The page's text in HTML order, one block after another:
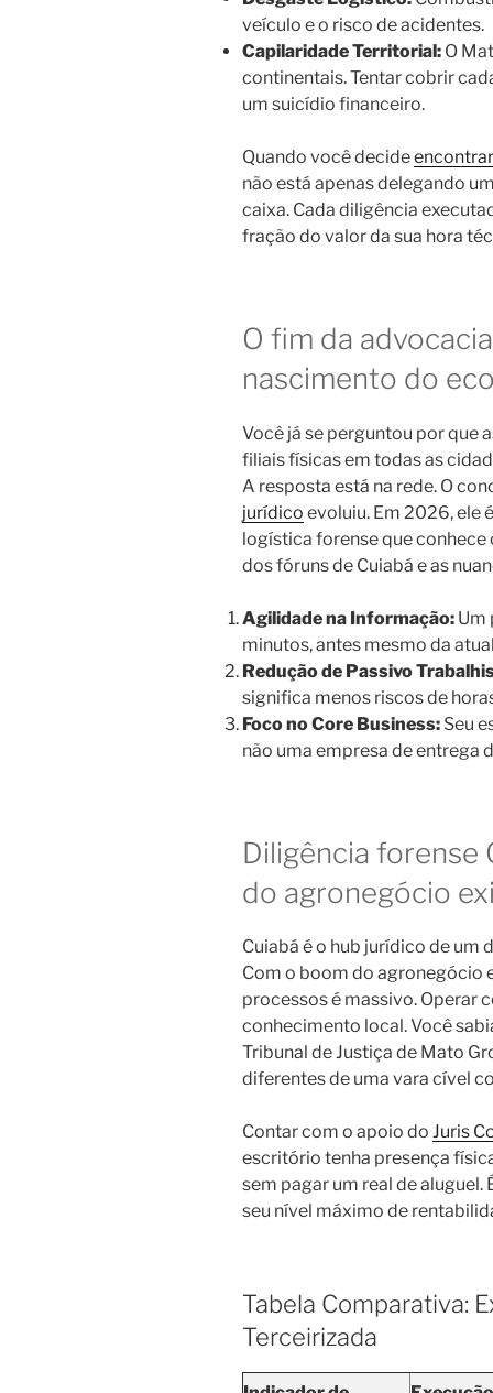
veículo e o risco de acidentes.
Capilaridade Territorial: O
continentais. Tentar cobrir
um suicídio financeiro.
Quando você decide
não está apenas delegando
caixa. Cada diligência
fração do valor da sua hora
O fim da
nascimento do
Você já se perguntou por que
filiais físicas em todas as
A resposta está na rede. O
jurídico evoluiu. Em 2026, ele
logística forense que
dos fóruns de Cuiabá e as
Agilidade na Informação: Um
minutos, antes mesmo da
Redução de Passivo
significa menos riscos de
Foco no Core Business: Seu
não uma empresa de entrega
Diligência forense
do agronegócio
Cuiabá é o hub jurídico de um
Com o boom do agronegócio
processos é massivo. Operar
conhecimento local. Você
Tribunal de Justiça de Mato
diferentes de uma vara cível
Contar com o apoio do Juris
escritório tenha presença
sem pagar um real de
seu nível máximo de
Tabela Comparativa:
Terceirizada